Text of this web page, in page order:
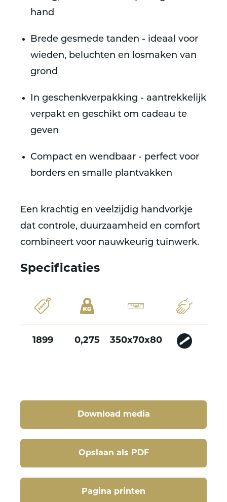
Download media
Opslaan als PDF
Pagina printen
hand
Brede gesmede tanden - ideaal voor
wieden, beluchten en losmaken van
grond
In geschenkverpakking - aantrekkelijk
verpakt en geschikt om cadeau te
geven
Compact en wendbaar - perfect voor
borders en smalle plantvakken
Een krachtig en veelzijdig handvorkje
dat controle, duurzaamheid en comfort
combineert voor nauwkeurig tuinwerk.
Specificaties
1899 0,275 350x70x80